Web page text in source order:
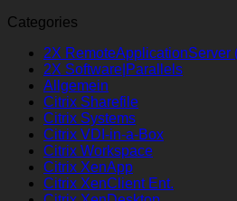
Categories
2X RemoteApplicationServer
2X Software|Parallels
Allgemein
Citrix Sharefile
Citrix Systems
Citrix VDI-in-a-Box
Citrix Workspace
Citrix XenApp
Citrix XenClient Ent.